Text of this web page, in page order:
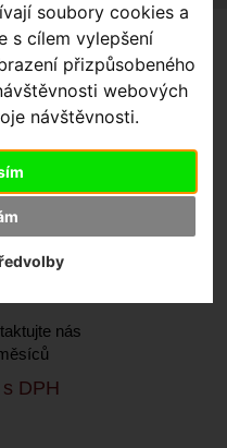
soubory cookies a
s cílem vylepšení
přizpůsobeného
webových
návštěvnosti.ZTRATILI
MTX
nás
DPH